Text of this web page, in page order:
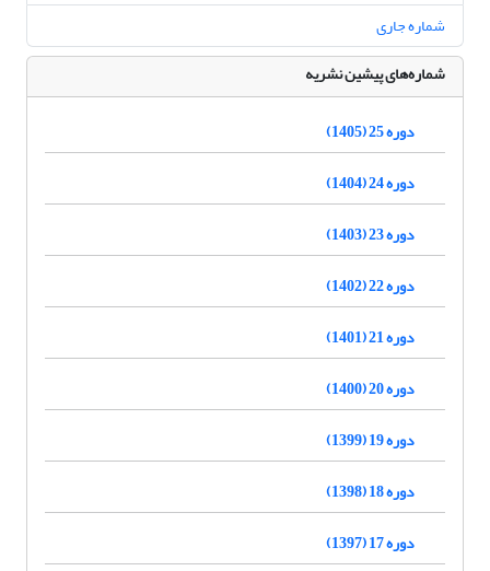
شماره جاری
شماره‌های پیشین نشریه
دوره 25 (1405)
دوره 24 (1404)
دوره 23 (1403)
دوره 22 (1402)
دوره 21 (1401)
دوره 20 (1400)
دوره 19 (1399)
دوره 18 (1398)
دوره 17 (1397)